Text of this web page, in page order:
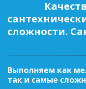
сложности.
Выполняем как
так и самые